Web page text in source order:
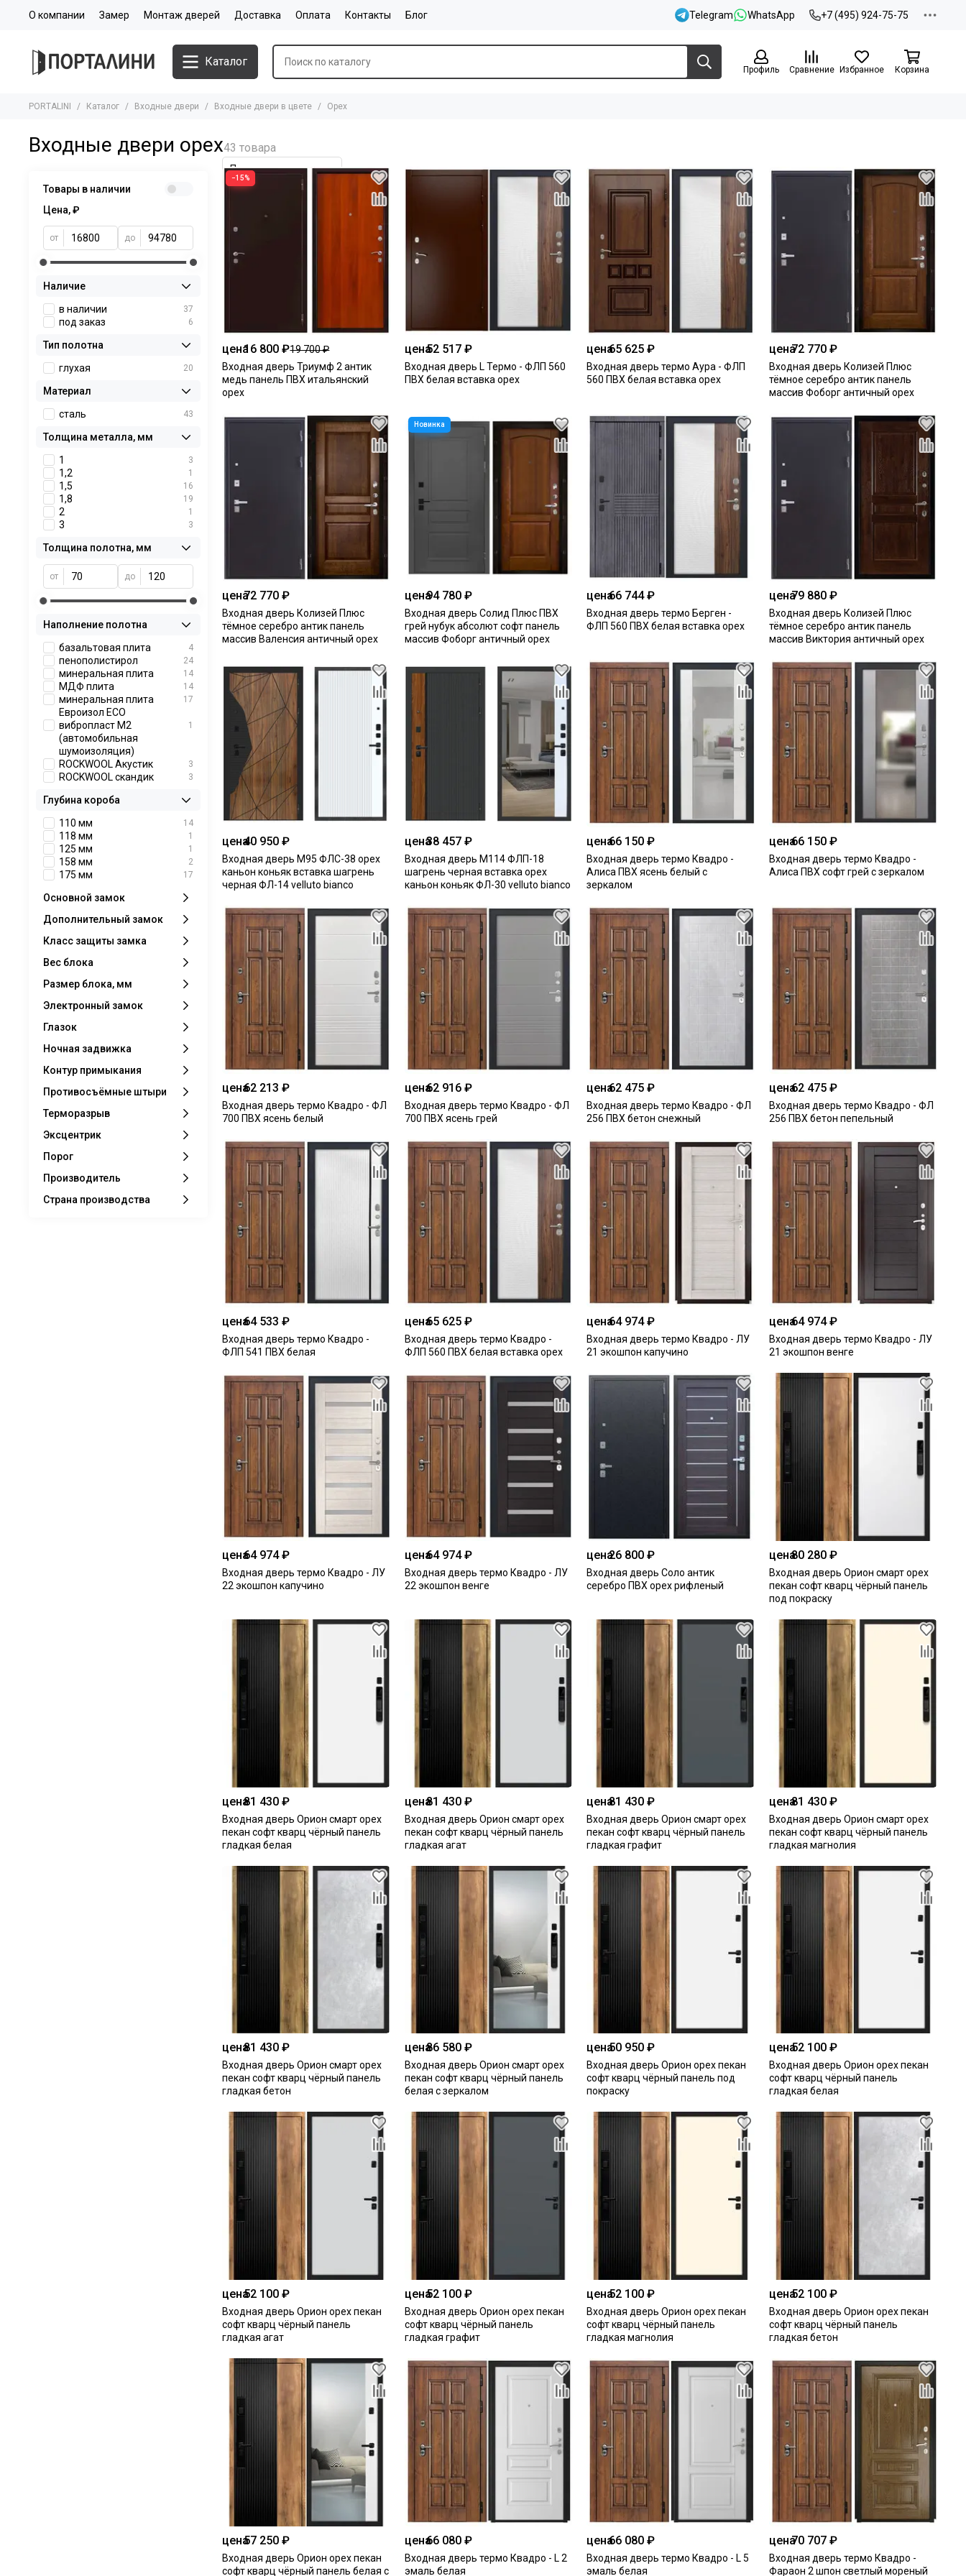
О компании Замер Монтаж дверей Доставка Оплата Контакты Блог Telegram WhatsApp +7 (495) 924-75-75
Каталог
Профиль Сравнение Избранное Корзина
PORTALINI Каталог Входные двери Входные двери в цвете Орех
Входные двери орех
−15%
цена16 800 ₽19 700 ₽
Входная дверь Триумф 2 антик
медь панель ПВХ итальянский
орех
цена52 517 ₽
Входная дверь L Термо - ФЛП 560
ПВХ белая вставка орех
цена65 625 ₽
Входная дверь термо Аура - ФЛП
560 ПВХ белая вставка орех
цена72 770 ₽
Входная дверь Колизей Плюс
тёмное серебро антик панель
массив Фоборг античный орех
цена72 770 ₽
Входная дверь Колизей Плюс
тёмное серебро антик панель
массив Валенсия античный орех
цена94 780 ₽
Входная дверь Солид Плюс ПВХ
грей нубук абсолют софт панель
массив Фоборг античный орех
цена66 744 ₽
Входная дверь термо Берген -
ФЛП 560 ПВХ белая вставка орех
цена79 880 ₽
Входная дверь Колизей Плюс
тёмное серебро антик панель
массив Виктория античный орех
цена40 950 ₽
Входная дверь М95 ФЛС-38 орех
каньон коньяк вставка шагрень
черная ФЛ-14 velluto bianco
цена38 457 ₽
Входная дверь М114 ФЛП-18
шагрень черная вставка орех
каньон коньяк ФЛ-30 velluto bianco
цена66 150 ₽
Входная дверь термо Квадро -
Алиса ПВХ ясень белый с
зеркалом
цена66 150 ₽
Входная дверь термо Квадро -
Алиса ПВХ софт грей с зеркалом
цена62 213 ₽
Входная дверь термо Квадро - ФЛ
700 ПВХ ясень белый
цена62 916 ₽
Входная дверь термо Квадро - ФЛ
700 ПВХ ясень грей
цена62 475 ₽
Входная дверь термо Квадро - ФЛ
256 ПВХ бетон снежный
цена62 475 ₽
Входная дверь термо Квадро - ФЛ
256 ПВХ бетон пепельный
цена64 533 ₽
Входная дверь термо Квадро -
ФЛП 541 ПВХ белая
цена65 625 ₽
Входная дверь термо Квадро -
ФЛП 560 ПВХ белая вставка орех
цена64 974 ₽
Входная дверь термо Квадро - ЛУ
21 экошпон капучино
цена64 974 ₽
Входная дверь термо Квадро - ЛУ
21 экошпон венге
цена64 974 ₽
Входная дверь термо Квадро - ЛУ
22 экошпон капучино
цена64 974 ₽
Входная дверь термо Квадро - ЛУ
22 экошпон венге
цена26 800 ₽
Входная дверь Соло антик
серебро ПВХ орех рифленый
цена80 280 ₽
Входная дверь Орион смарт орех
пекан софт кварц чёрный панель
под покраску
цена81 430 ₽
Входная дверь Орион смарт орех
пекан софт кварц чёрный панель
гладкая белая
цена81 430 ₽
Входная дверь Орион смарт орех
пекан софт кварц чёрный панель
гладкая агат
цена81 430 ₽
Входная дверь Орион смарт орех
пекан софт кварц чёрный панель
гладкая графит
цена81 430 ₽
Входная дверь Орион смарт орех
пекан софт кварц чёрный панель
гладкая магнолия
цена81 430 ₽
Входная дверь Орион смарт орех
пекан софт кварц чёрный панель
гладкая бетон
цена86 580 ₽
Входная дверь Орион смарт орех
пекан софт кварц чёрный панель
белая с зеркалом
цена50 950 ₽
Входная дверь Орион орех пекан
софт кварц чёрный панель под
покраску
цена52 100 ₽
Входная дверь Орион орех пекан
софт кварц чёрный панель
гладкая белая
цена52 100 ₽
Входная дверь Орион орех пекан
софт кварц чёрный панель
гладкая агат
цена52 100 ₽
Входная дверь Орион орех пекан
софт кварц чёрный панель
гладкая графит
цена52 100 ₽
Входная дверь Орион орех пекан
софт кварц чёрный панель
гладкая магнолия
цена52 100 ₽
Входная дверь Орион орех пекан
софт кварц чёрный панель
гладкая бетон
цена57 250 ₽
Входная дверь Орион орех пекан
софт кварц чёрный панель белая с
цена66 080 ₽
Входная дверь термо Квадро - L 2
эмаль белая
цена66 080 ₽
Входная дверь термо Квадро - L 5
эмаль белая
цена70 707 ₽
Входная дверь термо Квадро -
Фараон 2 шпон светлый мореный
Товары в наличии
Цена, ₽
от до
Наличие
в наличии
37
под заказ 6
Тип полотна
глухая
20
Материал
сталь
43
Толщина металла, мм
1
3
1,2 1
1,5 16
1,8 19
2 1
3 3
Толщина полотна, мм
от до
Наполнение полотна
базальтовая плита
4
пенополистирол 24
минеральная плита 14
МДФ плита 14
минеральная плита
Евроизол ЕСО
17
вибропласт М2
(автомобильная
шумоизоляция)
1
ROCKWOOL Акустик 3
ROCKWOOL скандик 3
Глубина короба
110 мм
14
118 мм 1
125 мм 1
158 мм 2
175 мм 17
Основной замок
Дополнительный замок
Класс защиты замка
Вес блока
Размер блока, мм
Электронный замок
Глазок
Ночная задвижка
Контур примыкания
Противосъёмные штыри
Терморазрыв
Эксцентрик
Порог
Производитель
Страна производства